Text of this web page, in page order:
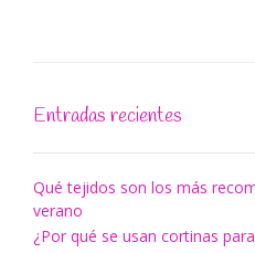
Entradas recientes
Qué tejidos son los más
verano
¿Por qué se usan cortinas